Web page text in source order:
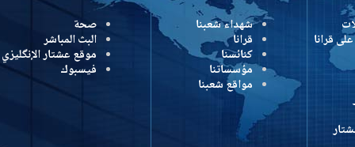
شهداء شعبنا
قرانا
كنائسنا
مؤسساتنا
مواقع شعبنا
صحة
البث المباشر
موقع عشتار الإنگليزي
فيسبوك